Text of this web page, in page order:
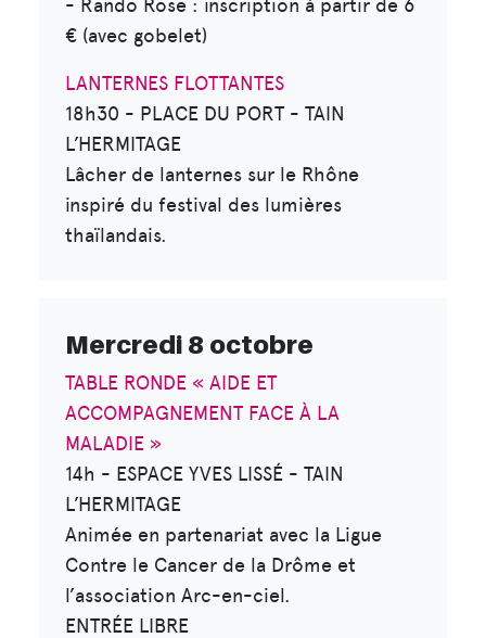
- Rando Rose : inscription à partir de 6
€ (avec gobelet)
LANTERNES FLOTTANTES
18h30 - PLACE DU PORT - TAIN
L’HERMITAGE
Lâcher de lanternes sur le Rhône
inspiré du festival des lumières
thaïlandais.
Mercredi 8 octobre
TABLE RONDE « AIDE ET
ACCOMPAGNEMENT FACE À LA
MALADIE »
14h - ESPACE YVES LISSÉ - TAIN
L’HERMITAGE
Animée en partenariat avec la Ligue
Contre le Cancer de la Drôme et
l’association Arc-en-ciel.
ENTRÉE LIBRE